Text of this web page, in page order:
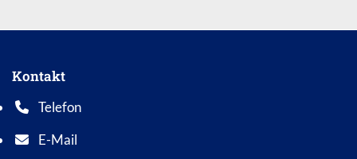
Kontakt
Telefon
Telefonnummer: 0 5 6 2 1 7 0 1 0
E-Mail
E-Mail Adresse: info@bad-wildungen.de